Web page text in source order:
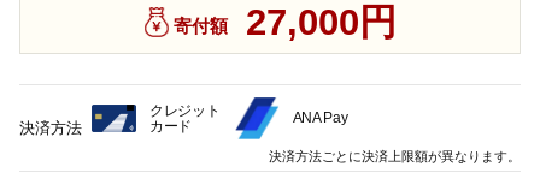
寄付額 27,000円
決済方法
クレジット
カード
ANA Pay
決済方法ごとに決済上限額が異なります。